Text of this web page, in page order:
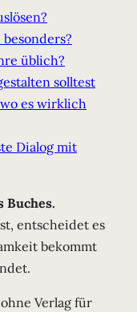
üblich?
solltest
es wirklich
Dialog mit
Buches.
entscheidet es
bekommt
Verlag für